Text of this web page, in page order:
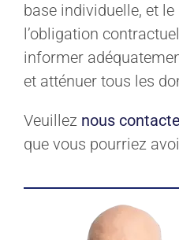
base individuelle, et
l’obligation
informer
et atténuer tous les
Veuillez nous
que vous pourriez